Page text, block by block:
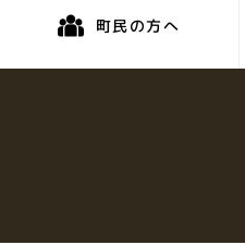
町民の方へ